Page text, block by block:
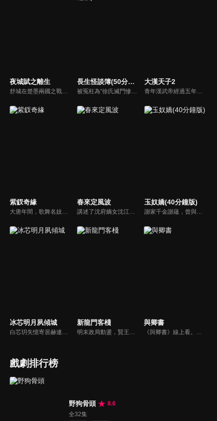
夜城賦之離生
舒城在楚墨兩國之戰中落敗，並成為了墨國五皇女莫茴的魂器。失去自我意識的舒城跟隨姐姐莫茹回到墨國，面對失而復得的妹妹，莫茹欣喜又憂慮。為了保護親人和國家她棄醫從戎，甚至為了保護莫茴不惜被砍掉一條手臂，然而這一切都阻擋不了局勢的動盪不安...
長生怪談簿(50分鐘版)
被冤枉為“徐氏滅門慘案”兇手的主人公在多年後深陷倖存者的複仇圈套，成功說服其共同對抗真兇，並找出真相的故事。整個故事發生在一個荒山客棧，眾人鬥智斗勇，一步步揭開每個人的秘密，還原案件本來面目。
大漢天子2
青年漢武帝經過五年執政，平息後宮勢力、抗拒外患入侵、粉碎政變陰謀，坐穩了皇帝寶座，正是開展雄才大略之時。能臣汲黯受到賞識，並引薦另一位奇才主父偃，漢武帝視其張固再世，委以重任。國力強盛使漢武帝屢屢北伐外族，只是規模巨大的戰爭使漢室逐漸捉襟見肘，諸侯勢力蠢蠢欲動。
紫釵奇緣
大唐年間，歌舞名妓霍小玉、風流俠客納蘭東、書香才子李益和巾幗紅顏盧靖瀾為首的風騷人物，彼此錯綜複雜的命運與感情糾葛。一場指腹為婚的誤會，造成浪漫卻無果的錯點鴛鴦，他們在階級差異與強權壓迫中勇於追求真愛，在宮廷權謀與世俗現實的拉扯中身不由己地被推向命運的叉路...
春來定風波
講述了沈府嫡女沈江離至純至善，成婚夜被設計與二少主陸景明有夫妻之實，還遭陷害禁足祠堂。分娩遇難被救後兒子焱焱卻有頑疾，藥只有陸家有，沈江離為救子重回陸府。她打臉刁難者，揭開當年被陷害的陰謀，也解開與陸景明的誤會，焱焱則神助攻兩人破鏡重圓。
玉奴嬌(40分鐘版)
謝家千金謝蘊，曾與殷稷相識相愛，卻被誤會為背叛殷稷轉嫁齊王的始亂終棄之人。殷稷登上王位後，開啟了謝蘊地獄般的宮廷生活。謝蘊在與殷稷的愛恨糾葛中依然守住本心，兩人攜手粉碎了逆賊的陰謀。
冰芯明月夙傾城
白芯玥失憶寄居赫連府，與赫連夙在查探身世的過程中糾纏不清，彼此間情愫暗生。然而，藍羽軍的謎團、玄璃珠的秘密、以及潛伏在暗處的千機閣，讓他們步步驚心。白芯玥曾經的青梅竹馬沈瀾熠，如今卻是隱藏黑暗勢力的操控者，在愛與仇恨間掙扎。赫連夙和白芯玥能否衝破重重阻礙，找回真相？
新龍門客棧
明末政局動盪，賢王將立為太子，引來敬王與東廠曹少欽暗中謀害。錦衣衛周淮安護送英王遇伏，逃亡途中攜小王爺求助俠女邱莫言，並逃至龍門島。女掌櫃金鑲玉傾心周淮安，三人情義糾葛。最終周力挫奸黨、昭雪忠冤，成就開海開市大業，功成隱退，金鑲玉守候不渝。
與卿書
《與卿書》線上看。姚州都督左經綸在上任途中誤入與世隔絕的村落—桃花塢，這裡有一個奇特的習俗，女子只有談過戀愛才算成年，左經綸突然出現在柳卿卿的「阿羅風」上任儀式，被族人認定為天意，強行留下左經綸在桃花塢……
戲劇排行榜
野狗骨頭
8.6
全32集